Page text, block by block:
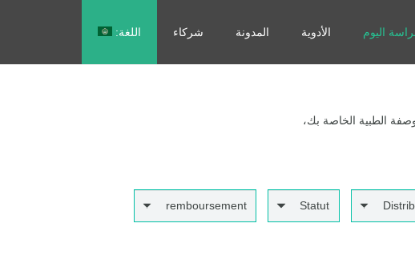
اليوم الأدوية المدونة شركاء اللغة:
الطبية الخاصة بك،
Statut
remboursement